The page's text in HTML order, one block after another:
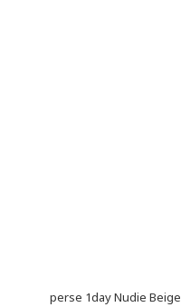
perse 1day Nudie